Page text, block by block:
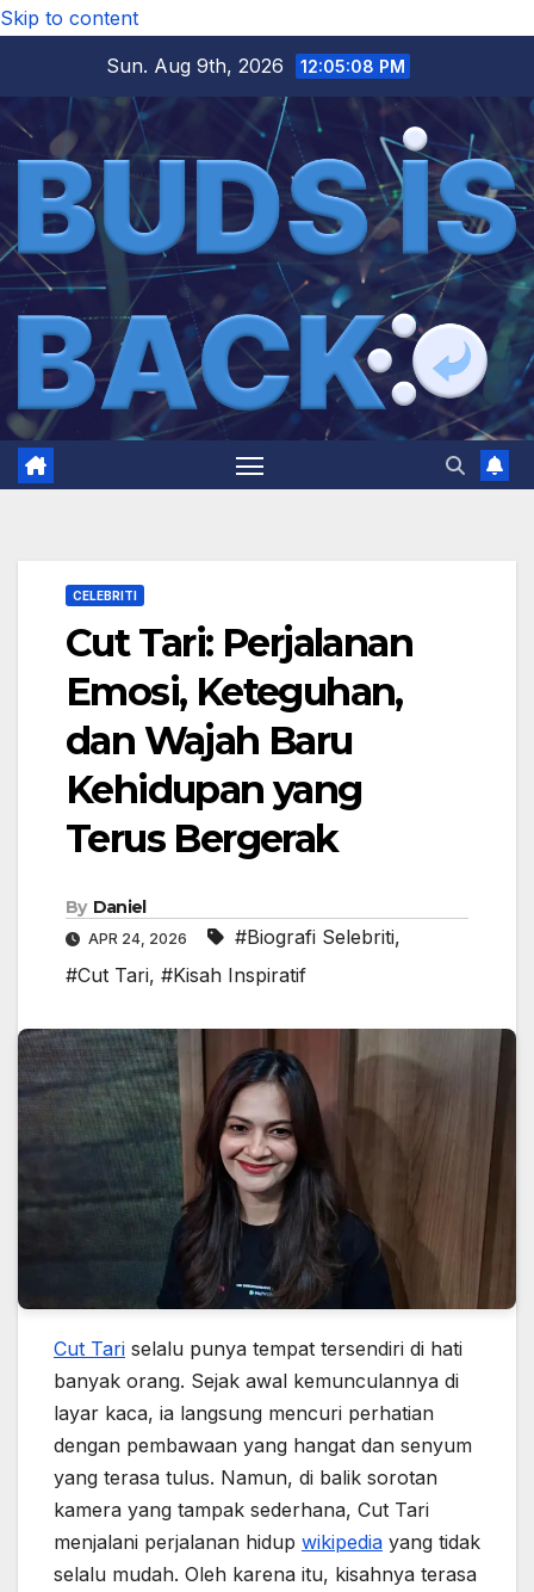
Skip to content
Sun. Aug 9th, 2026
12:05:09 PM
CELEBRITI
Cut Tari: Perjalanan
Emosi, Keteguhan,
dan Wajah Baru
Kehidupan yang
Terus Bergerak
By Daniel
APR 24, 2026 #Biografi Selebriti,
#Cut Tari, #Kisah Inspiratif
Cut Tari selalu punya tempat tersendiri di hati
banyak orang. Sejak awal kemunculannya di
layar kaca, ia langsung mencuri perhatian
dengan pembawaan yang hangat dan senyum
yang terasa tulus. Namun, di balik sorotan
kamera yang tampak sederhana, Cut Tari
menjalani perjalanan hidup wikipedia yang tidak
selalu mudah. Oleh karena itu, kisahnya terasa